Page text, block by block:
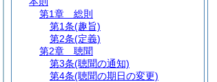
第1章
総則
第1条(趣旨)
第2条(定義)
第2章
聴聞
第3条(聴聞の通知)
第4条(聴聞の期日の変更)